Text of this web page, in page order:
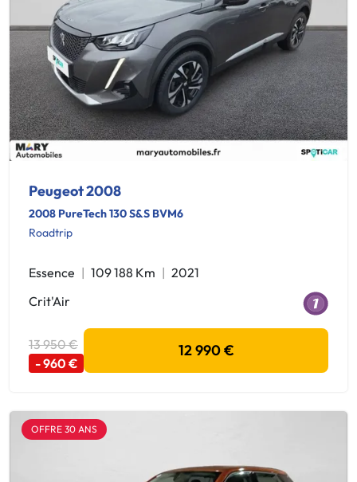
Peugeot 2008
2008 PureTech 130 S&S BVM6
Roadtrip
Essence 109 188 Km
2021
Crit'Air
13 950 €
- 960 €
12 990 €
OFFRE 30 ANS